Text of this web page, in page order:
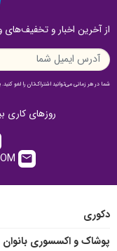
از آخرین اخبار و تخفیف‌های
شما در هر زمانی می‌توانید اشتراک‌تان را لغو
روزهای کاری بین 10 تا 5 عصر در
email
دکوری
پوشاک و اکسسوری بانوان